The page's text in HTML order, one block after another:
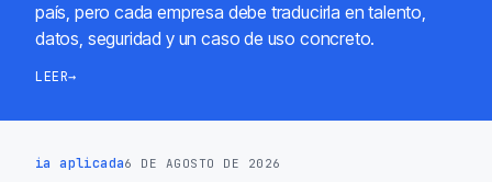
país, pero cada empresa debe traducirla en talento,
datos, seguridad y un caso de uso concreto.
LEER→
ia aplicada6 DE AGOSTO DE 2026